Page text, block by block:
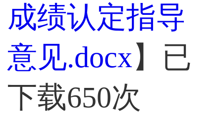
成绩认定指导
意见.docx】已
下载650次